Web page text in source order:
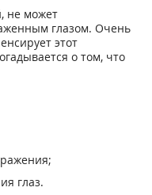
не может
глазом. Очень
этот
о том, что
глаз.